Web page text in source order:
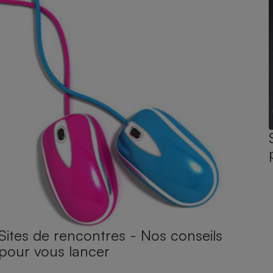
de rencontres - Nos conseils
vous lancer